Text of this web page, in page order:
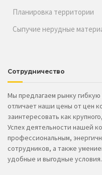
Планировка территории
Сыпучие нерудные
Сотрудничество
Мы предлагаем рынку
отличает наши цены от цен
заинтересовать как
Успех деятельности нашей
профессиональным,
сотрудников, а также
удобные и выгодные условия.